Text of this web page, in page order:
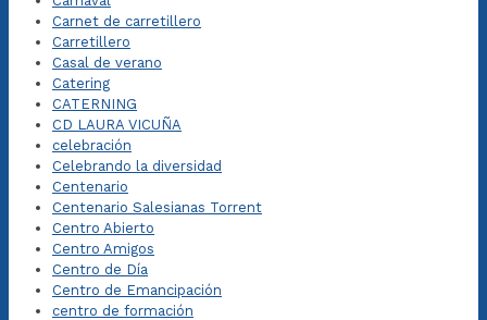
Carnet de carretillero
Carretillero
Casal de verano
Catering
CATERNING
CD LAURA VICUÑA
celebración
Celebrando la diversidad
Centenario
Centenario Salesianas Torrent
Centro Abierto
Centro Amigos
Centro de Día
Centro de Emancipación
centro de formación